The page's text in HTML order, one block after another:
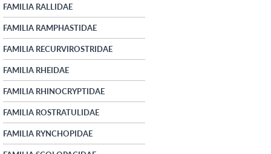
FAMILIA RALLIDAE
FAMILIA RAMPHASTIDAE
FAMILIA RECURVIROSTRIDAE
FAMILIA RHEIDAE
FAMILIA RHINOCRYPTIDAE
FAMILIA ROSTRATULIDAE
FAMILIA RYNCHOPIDAE